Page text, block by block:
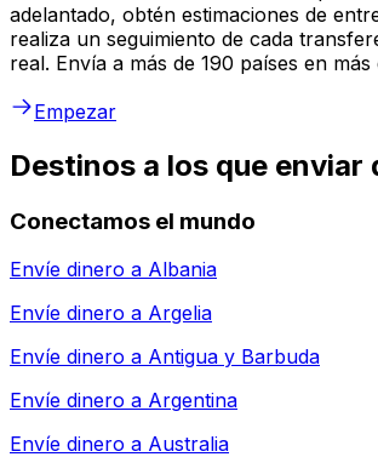
adelantado, obtén estimaciones de
realiza un seguimiento de cada
real. Envía a más de 190 países en más
Empezar
Destinos a los que enviar
Conectamos el mundo
Envíe dinero a Albania
Envíe dinero a Argelia
Envíe dinero a Antigua y Barbuda
Envíe dinero a Argentina
Envíe dinero a Australia